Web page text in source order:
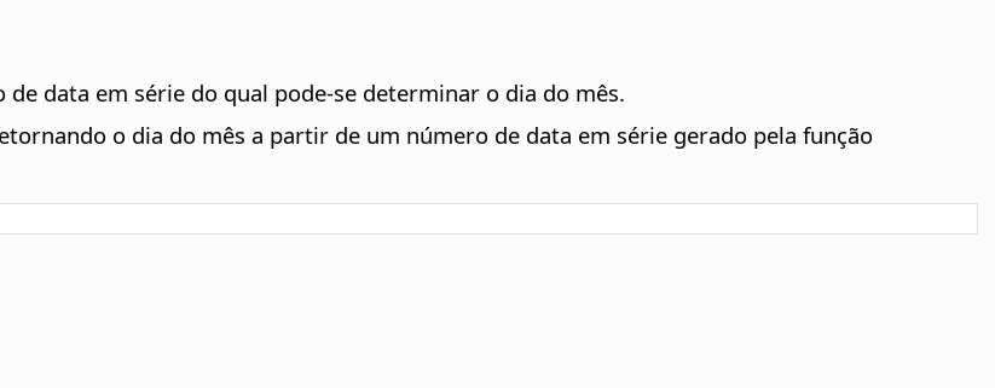
data em série do qual pode-se determinar o dia do mês.
o dia do mês a partir de um número de data em série gerado pela função